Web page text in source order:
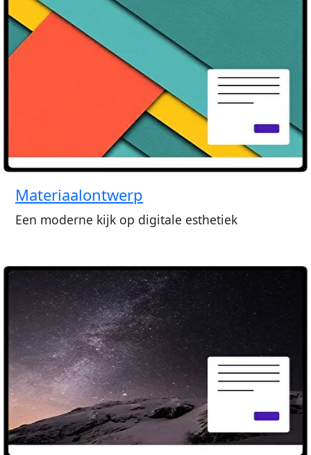
Materiaalontwerp
Een moderne kijk op digitale esthetiek